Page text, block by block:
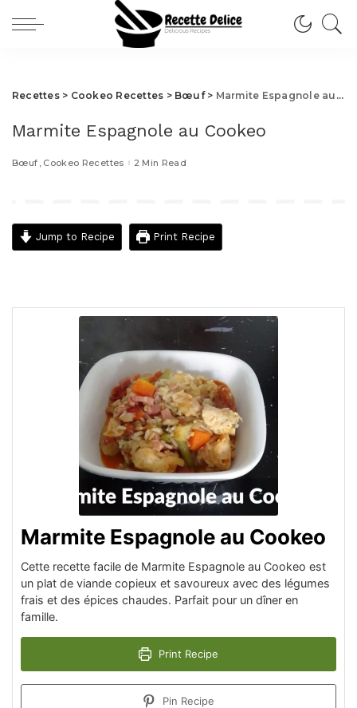
Recettes> Cookeo Recettes > Bœuf> Marmite Espagnole au Cookeo
Marmite Espagnole au Cookeo
Bœuf Cookeo Recettes 2 Min Read
Jump to Recipe Print Recipe
Marmite Espagnole au Cookeo
Cette recette facile de Marmite Espagnole au Cookeo est
un plat de viande copieux et savoureux avec des légumes
frais et des épices chaudes. Parfait pour un dîner en
famille.
Print Recipe
Pin Recipe